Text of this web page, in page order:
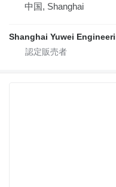
中国, Shanghai
Shanghai Yuwei